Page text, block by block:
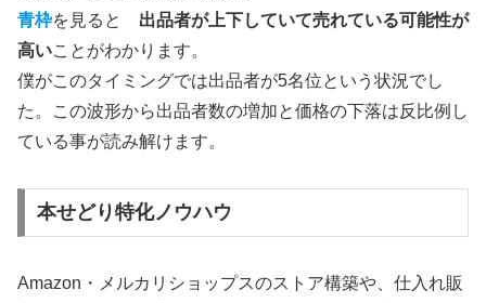
青枠を見ると 出品者が上下していて売れている可能性が
高いことがわかります。
僕がこのタイミングでは出品者が5名位という状況でし
た。この波形から出品者数の増加と価格の下落は反比例し
ている事が読み解けます。
本せどり特化ノウハウ
Amazon・メルカリショップスのストア構築や、仕入れ販